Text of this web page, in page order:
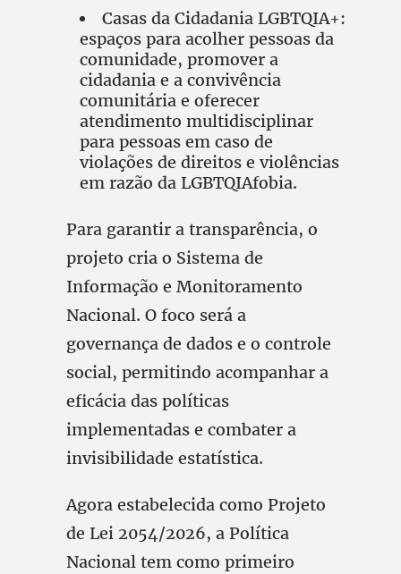
Casas da Cidadania LGBTQIA+:
espaços para acolher pessoas da
comunidade, promover a
cidadania e a convivência
comunitária e oferecer
atendimento multidisciplinar
para pessoas em caso de
violações de direitos e violências
em razão da LGBTQIAfobia.
Para garantir a transparência, o
projeto cria o Sistema de
Informação e Monitoramento
Nacional. O foco será a
governança de dados e o controle
social, permitindo acompanhar a
eficácia das políticas
implementadas e combater a
invisibilidade estatística.
Agora estabelecida como Projeto
de Lei 2054/2026, a Política
Nacional tem como primeiro